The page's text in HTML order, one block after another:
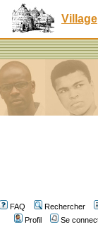
Village
FAQ
Rechercher
Profil
Se